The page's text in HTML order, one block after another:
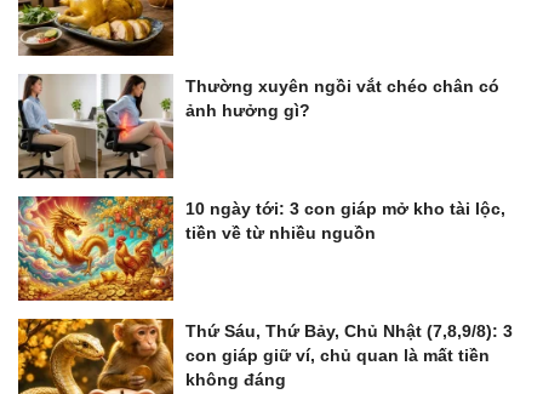
Thường xuyên ngồi vắt chéo chân có
ảnh hưởng gì?
10 ngày tới: 3 con giáp mở kho tài lộc,
tiền về từ nhiều nguồn
Thứ Sáu, Thứ Bảy, Chủ Nhật (7,8,9/8): 3
con giáp giữ ví, chủ quan là mất tiền
không đáng